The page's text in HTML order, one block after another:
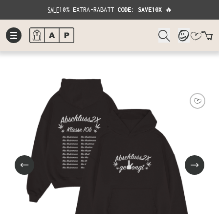
SALE10% EXTRA-RABATT CODE: SAVE10X🔥